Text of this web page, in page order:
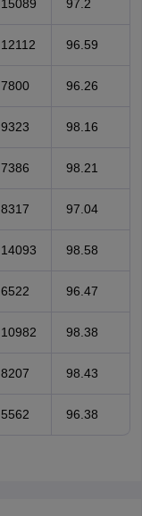
15089 97.2
12112 96.59
7800 96.26
9323 98.16
7386 98.21
8317 97.04
14093 98.58
6522 96.47
10982 98.38
8207 98.43
5562 96.38